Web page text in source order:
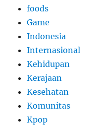
foods
Game
Indonesia
Internasional
Kehidupan
Kerajaan
Kesehatan
Komunitas
Kpop